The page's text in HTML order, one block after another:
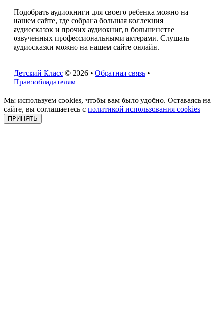
Подобрать аудиокниги для своего ребенка можно на
нашем сайте, где собрана большая коллекция
аудиосказок и прочих аудиокниг, в большинстве
озвученных профессиональными актерами. Слушать
аудиосказки можно на нашем сайте онлайн.
Детский Класс © 2026 • Обратная связь •
Правообладателям
Мы используем cookies, чтобы вам было удобно. Оставаясь на
сайте, вы соглашаетесь с политикой использования cookies.
ПРИНЯТЬ